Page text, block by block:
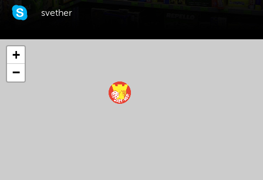
svether
+
−